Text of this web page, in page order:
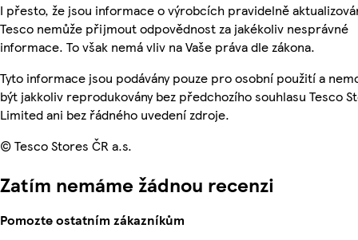
I přesto, že jsou informace o výrobcích pravidelně
Tesco nemůže přijmout odpovědnost za jakékoliv nesprávné
informace. To však nemá vliv na Vaše práva dle zákona.
Tyto informace jsou podávány pouze pro osobní použití a
být jakkoliv reprodukovány bez předchozího souhlasu Tesco
Limited ani bez řádného uvedení zdroje.
© Tesco Stores ČR a.s.
Zatím nemáme žádnou recenzi
Pomozte ostatním zákazníkům